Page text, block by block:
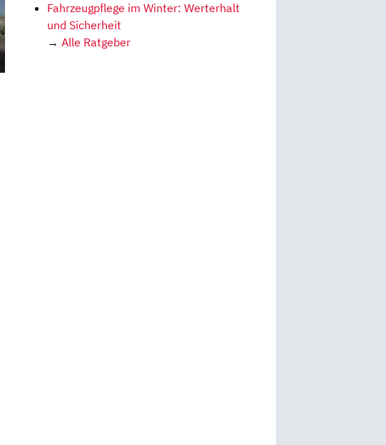
Fahrzeugpflege im Winter: Werterhalt
und Sicherheit
→ Alle Ratgeber